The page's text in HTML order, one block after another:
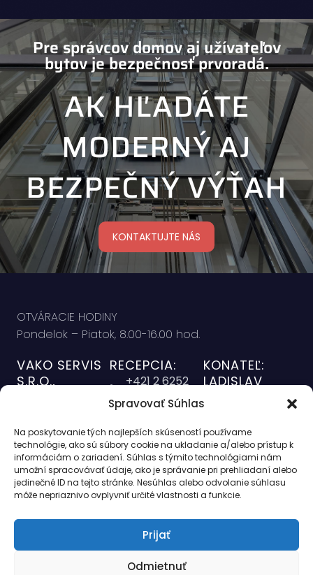
Spravovať Súhlas
Na poskytovanie tých najlepších skúseností používame
technológie, ako sú súbory cookie na ukladanie a/alebo prístup k
informáciám o zariadení. Súhlas s týmito technológiami nám
umožní spracovávať údaje, ako je správanie pri prehliadaní alebo
jedinečné ID na tejto stránke. Nesúhlas alebo odvolanie súhlasu
môže nepriaznivo ovplyvniť určité vlastnosti a funkcie.
Prijať
Odmietnuť
Pre správcov domov aj užívateľov
bytov je bezpečnosť prvoradá.
AK HĽADÁTE
MODERNÝ AJ
BEZPEČNÝ VÝŤAH
KONTAKTUJTE NÁS
OTVÁRACIE HODINY
Pondelok – Piatok, 8.00-16.00 hod.
RECEPCIA:
+421 2 6252
5374
SERVISNÝ
DISPEČING
NON-STOP:
+421 2 6252
KONATEĽ:
LADISLAV
VARGA
007
RIADITEĽ
MONTÁŽÍ:
LADISLAV
VARGA ML.
VAKO SERVIS
S.R.O.,
851 03
Bratislava
IČO: 35 858 788
DIČ: